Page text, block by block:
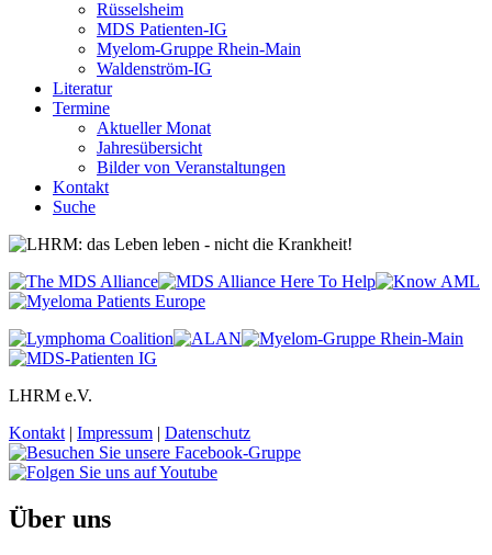
Rüsselsheim
MDS Patienten-IG
Myelom-Gruppe Rhein-Main
Waldenström-IG
Literatur
Termine
Aktueller Monat
Jahresübersicht
Bilder von Veranstaltungen
Kontakt
Suche
LHRM e.V.
Kontakt | Impressum | Datenschutz
Über uns